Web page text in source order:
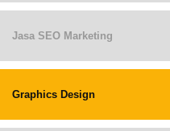
Jasa SEO Marketing
Graphics Design